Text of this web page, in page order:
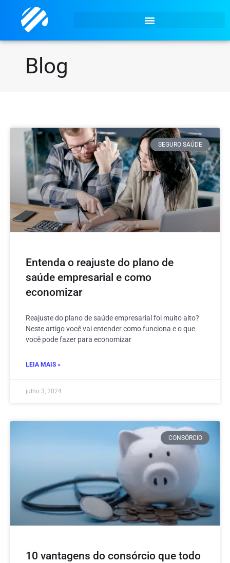
Blog
SEGURO SAÚDE
Entenda o reajuste do plano de
saúde empresarial e como
economizar
Reajuste do plano de saúde empresarial foi muito alto?
Neste artigo você vai entender como funciona e o que
você pode fazer para economizar
LEIA MAIS »
julho 3, 2024
CONSÓRCIO
10 vantagens do consórcio que todo